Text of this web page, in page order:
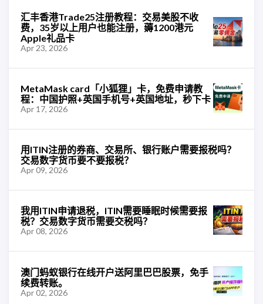
汇丰香港Trade25注册教程：交易美股不收
费，35岁以上用户也能注册，薅1200港元
Apple礼品卡
Apr 23, 2026
MetaMask card「小狐狸」卡，免费申请教
程：中国护照+英国手机号+英国地址，秒下卡
Apr 17, 2026
用ITIN注册的券商、交易所、银行账户需要报税吗？
交易数字货币要不要报税？
Apr 09, 2026
我用ITIN申请退税，ITIN需要睡眠时候需要报
税？交易数字货币需要交税吗？
Apr 08, 2026
澳门蚂蚁银行在线开户送阿里巴巴股票，免手
续费转账。
Apr 02, 2026